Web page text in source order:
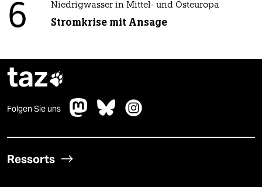
6 Niedrigwasser in Mittel- und Osteuropa
Stromkrise mit Ansage
taz
Folgen Sie uns
Ressorts